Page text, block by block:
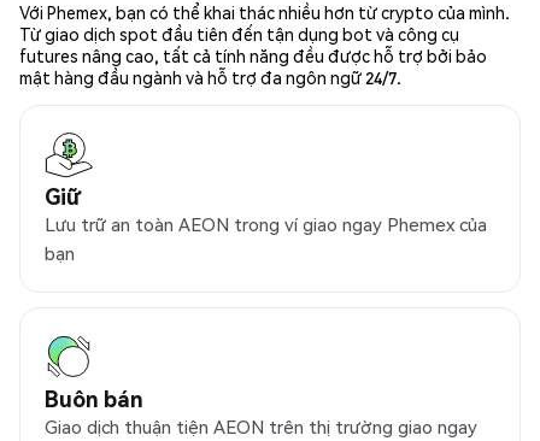
Với Phemex, bạn có thể khai thác nhiều hơn từ crypto của mình.
Từ giao dịch spot đầu tiên đến tận dụng bot và công cụ
futures nâng cao, tất cả tính năng đều được hỗ trợ bởi bảo
mật hàng đầu ngành và hỗ trợ đa ngôn ngữ 24/7.
Giữ
Lưu trữ an toàn AEON trong ví giao ngay Phemex của
bạn
Buôn bán
Giao dịch thuận tiện AEON trên thị trường giao ngay